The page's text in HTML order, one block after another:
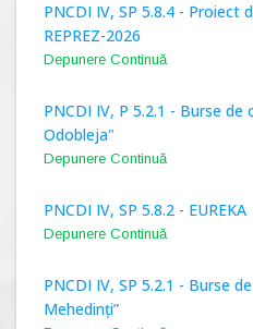
PNCDI IV, SP 5.8.4 - Proiect
REPREZ-2026
Depunere Continuă
PNCDI IV, P 5.2.1 - Burse
Odobleja"
Depunere Continuă
PNCDI IV, SP 5.8.2 - EUREKA
Depunere Continuă
PNCDI IV, SP 5.2.1 - Burse
Mehedinți”